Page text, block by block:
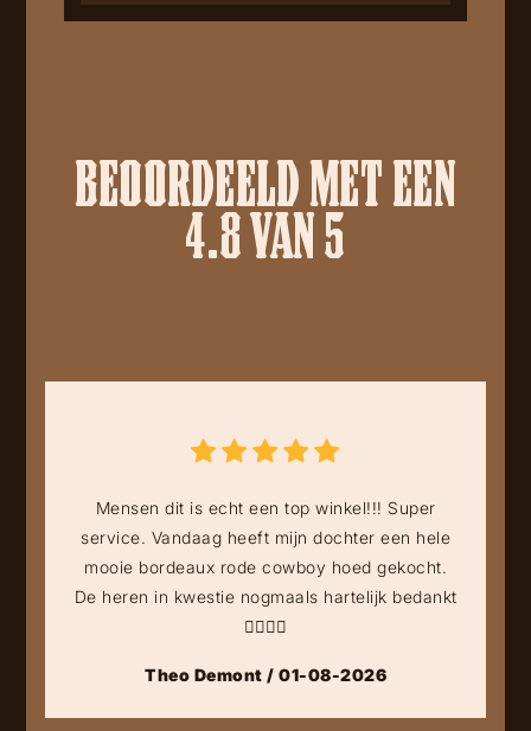
BEOORDEELD MET EEN
4.8 VAN 5
Mensen dit is echt een top winkel!!! Super
service. Vandaag heeft mijn dochter een hele
mooie bordeaux rode cowboy hoed gekocht.
De heren in kwestie nogmaals hartelijk bedankt
👍🏻👍🏻
Theo Demont / 01-08-2026